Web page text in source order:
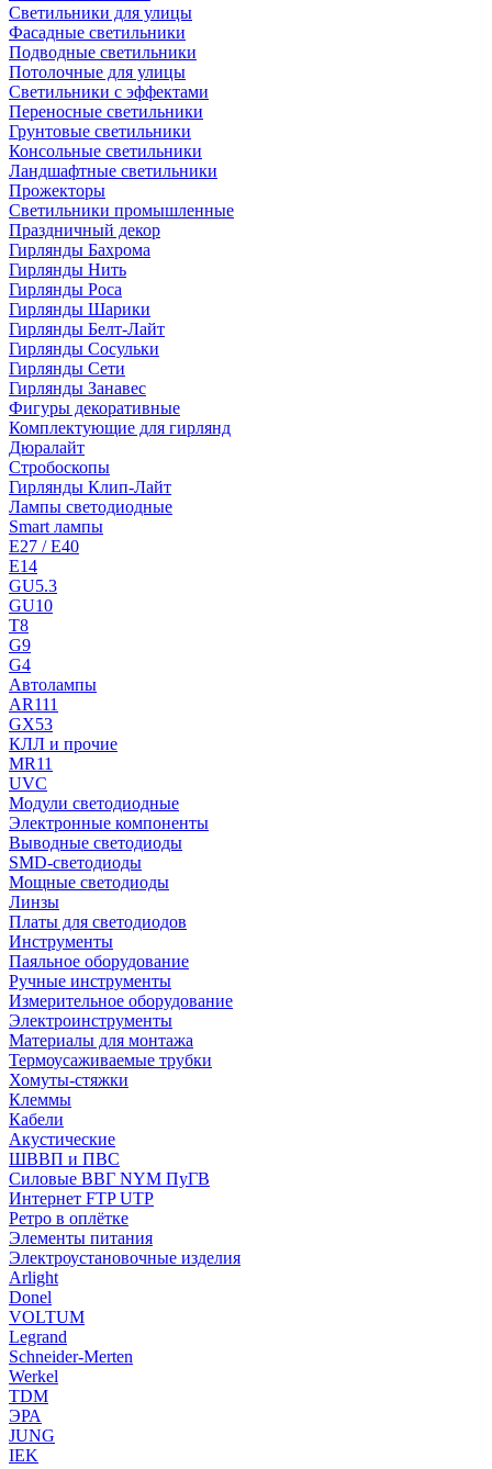
Светильники для улицы
Фасадные светильники
Подводные светильники
Потолочные для улицы
Светильники с эффектами
Переносные светильники
Грунтовые светильники
Консольные светильники
Ландшафтные светильники
Прожекторы
Светильники промышленные
Праздничный декор
Гирлянды Бахрома
Гирлянды Нить
Гирлянды Роса
Гирлянды Шарики
Гирлянды Белт-Лайт
Гирлянды Сосульки
Гирлянды Сети
Гирлянды Занавес
Фигуры декоративные
Комплектующие для гирлянд
Дюралайт
Стробоскопы
Гирлянды Клип-Лайт
Лампы светодиодные
Smart лампы
E27 / E40
E14
GU5.3
GU10
T8
G9
G4
Автолампы
AR111
GX53
КЛЛ и прочие
MR11
UVC
Модули светодиодные
Электронные компоненты
Выводные светодиоды
SMD-светодиоды
Мощные светодиоды
Линзы
Платы для светодиодов
Инструменты
Паяльное оборудование
Ручные инструменты
Измерительное оборудование
Электроинструменты
Материалы для монтажа
Термоусаживаемые трубки
Хомуты-стяжки
Клеммы
Кабели
Акустические
ШВВП и ПВС
Силовые ВВГ NYM ПуГВ
Интернет FTP UTP
Ретро в оплётке
Элементы питания
Электроустановочные изделия
Arlight
Donel
VOLTUM
Legrand
Schneider-Merten
Werkel
TDM
ЭРА
JUNG
IEK